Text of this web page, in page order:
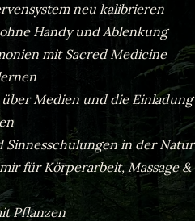
neu kalibrieren
Handy und Ablenkung
mit Sacred Medicine
Medien und die Einladung
Sinnesschulungen in der Natur
für Körperarbeit, Massage &
Pflanzen